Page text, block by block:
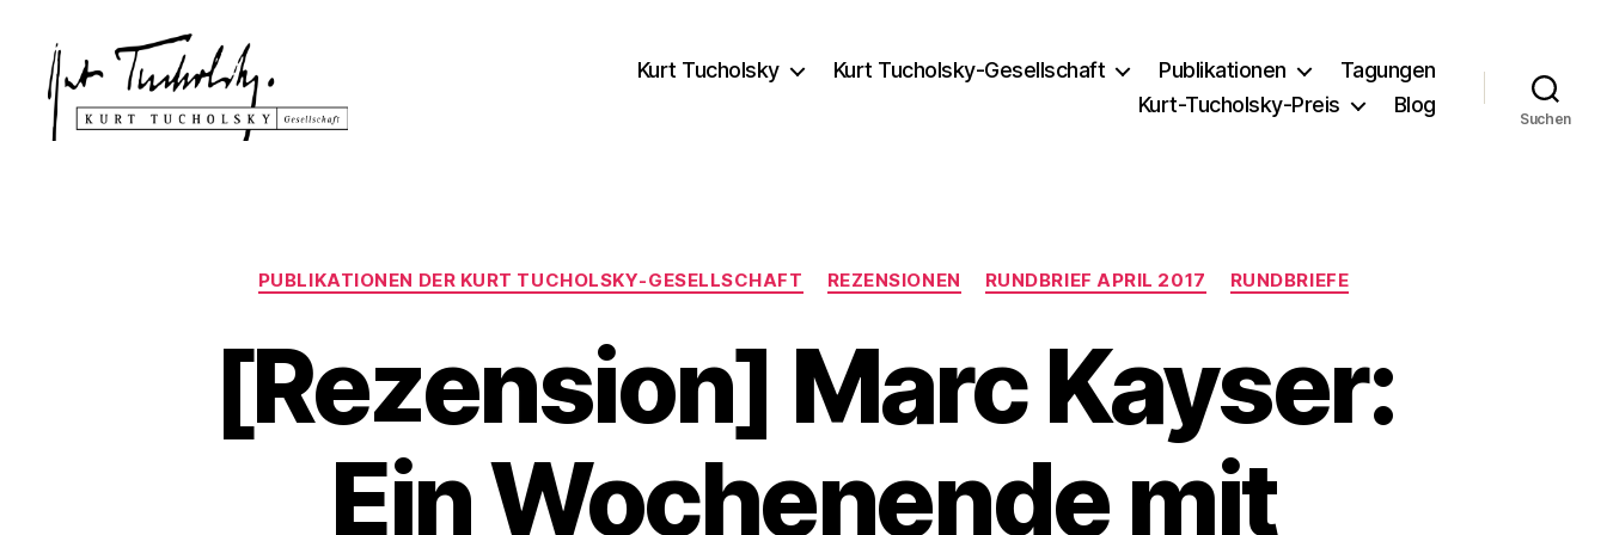
Kurt Tucholsky Kurt Tucholsky-Gesellschaft Publikationen
Tagungen
Kurt-Tucholsky-Preis
Blog
Suchen
Kategorien
PUBLIKATIONEN DER KURT TUCHOLSKY-GESELLSCHAFT REZENSIONEN RUNDBRIEF APRIL 2017 RUNDBRIEFE
[Rezension] Marc Kayser:
Ein Wochenende mit